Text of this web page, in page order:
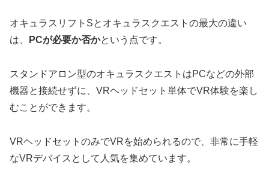
オキュラスリフトSとオキュラスクエストの最大の違い
は、
PCが必要か否かという点です。
スタンドアロン型のオキュラスクエストはPCなどの外部
機器と接続せずに、VRヘッドセット単体でVR体験を楽し
むことができます。
VRヘッドセットのみでVRを始められるので、非常に手軽
なVRデバイスとして人気を集めています。